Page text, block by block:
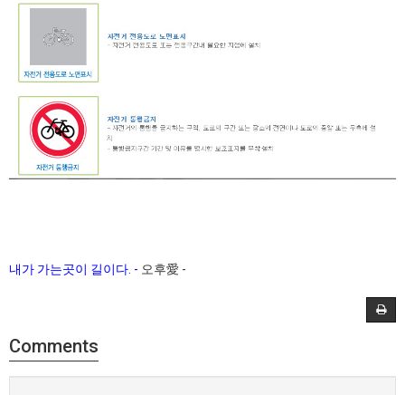
내가 가는곳이 길이다. - 오후愛 -
Comments